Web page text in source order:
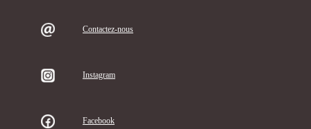
Contactez-nous
Instagram
Facebook